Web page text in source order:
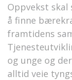
Oppvekst skal
å finne
framtidens
og unge og
alltid veie